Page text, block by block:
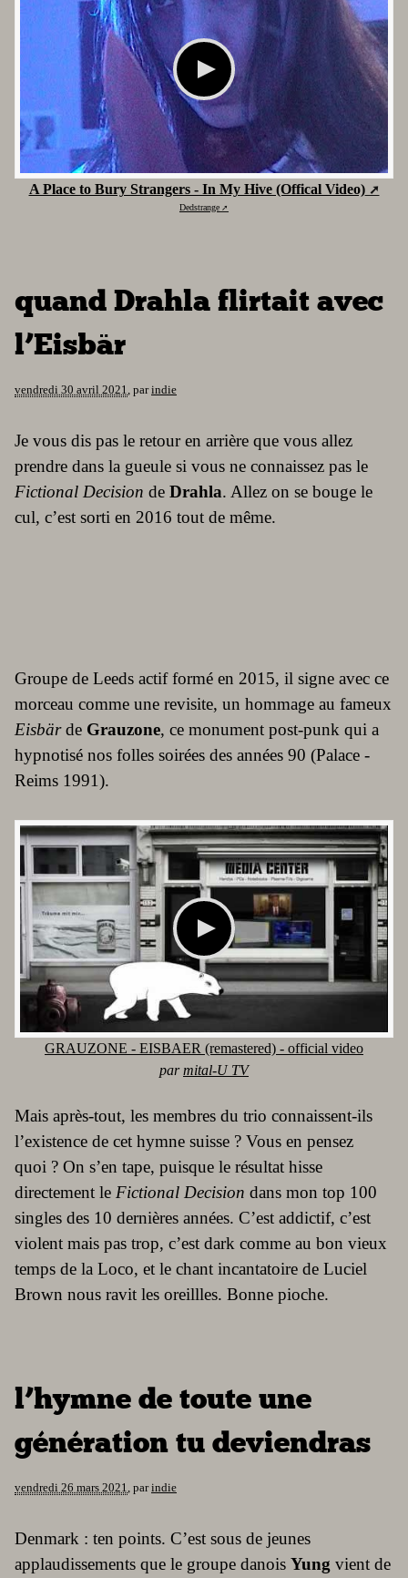
A Place to Bury Strangers - In My Hive (Offical Video)
Dedstrange
quand Drahla flirtait avec
l’Eisbär
vendredi 30 avril 2021, parindie
Je vous dis pas le retour en arrière que vous allez
prendre dans la gueule si vous ne connaissez pas le
Fictional Decision de Drahla. Allez on se bouge le
cul, c’est sorti en 2016 tout de même.
Groupe de Leeds actif formé en 2015, il signe avec ce
morceau comme une revisite, un hommage au fameux
Eisbärde Grauzone, ce monument post-punk qui a
hypnotisé nos folles soirées des années 90 (Palace -
Reims 1991).
GRAUZONE - EISBAER (remastered) - official video
parmital-U TV
Mais après-tout, les membres du trio connaissent-ils
l’existence de cet hymne suisse ? Vous en pensez
quoi ? On s’en tape, puisque le résultat hisse
directement le Fictional Decision dans mon top 100
singles des 10 dernières années. C’est addictif, c’est
violent mais pas trop, c’est dark comme au bon vieux
temps de la Loco, et le chant incantatoire de Luciel
Brown nous ravit les oreillles. Bonne pioche.
l’hymne de toute une
génération tu deviendras
vendredi 26 mars 2021 parindie
Denmark : ten points. C’est sous de jeunes
applaudissements que le groupe danois Yung vient de